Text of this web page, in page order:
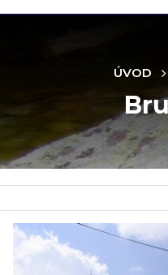
ÚVOD